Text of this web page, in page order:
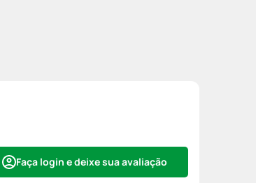
Faça login e deixe sua avaliação